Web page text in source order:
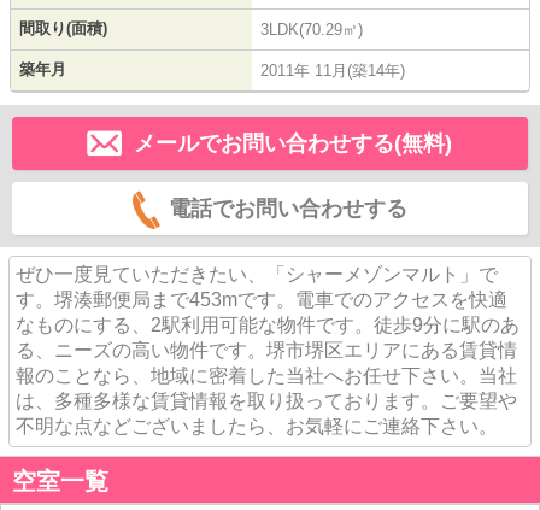
間取り(面積) 3LDK(70.29㎡)
築年月 2011年 11月(築14年)
メールでお問い合わせする(無料)
電話でお問い合わせする
ぜひ一度見ていただきたい、「シャーメゾンマルト」で
す。堺湊郵便局まで453mです。電車でのアクセスを快適
なものにする、2駅利用可能な物件です。徒歩9分に駅のあ
る、ニーズの高い物件です。堺市堺区エリアにある賃貸情
報のことなら、地域に密着した当社へお任せ下さい。当社
は、多種多様な賃貸情報を取り扱っております。ご要望や
不明な点などございましたら、お気軽にご連絡下さい。
空室一覧